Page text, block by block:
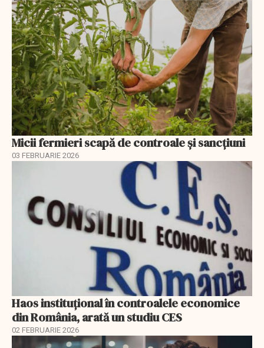
Micii fermieri scapă de controale și sancțiuni
03 FEBRUARIE 2026
Haos instituțional în controalele economice
din România, arată un studiu CES
02 FEBRUARIE 2026